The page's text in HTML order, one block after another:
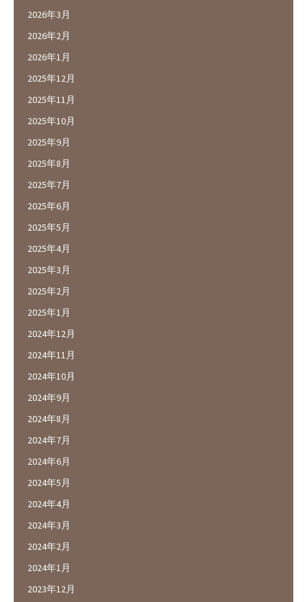
2026年3月
2026年2月
2026年1月
2025年12月
2025年11月
2025年10月
2025年9月
2025年8月
2025年7月
2025年6月
2025年5月
2025年4月
2025年3月
2025年2月
2025年1月
2024年12月
2024年11月
2024年10月
2024年9月
2024年8月
2024年7月
2024年6月
2024年5月
2024年4月
2024年3月
2024年2月
2024年1月
2023年12月